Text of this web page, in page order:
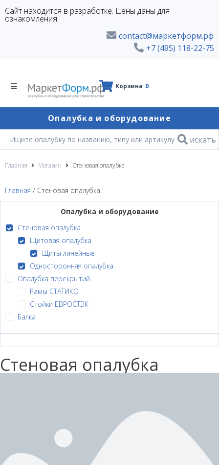
Сайт находится в разработке. Цены даны для
ознакомления.
contact@маркетформ.рф
+7 (495) 118-22-75
Корзина 0
Опалубка и оборудование
искать
Главная Магазин Стеновая опалубка
Главная / Стеновая опалубка
Опалубка и оборудование
Стеновая опалубка
Щитовая опалубка
Щиты линейные
Односторонняя опалубка
Опалубка перекрытий
Рамы СТАТИКО
Стойки ЕВРОСТЭК
Балка
Стеновая опалубка